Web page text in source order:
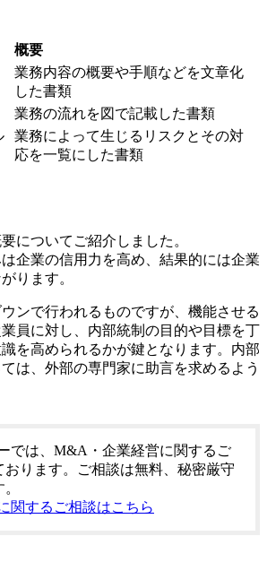
概要
業務内容の概要や手順などを文章化
した書類
業務の流れを図で記載した書類
業務によって生じるリスクとその対
応を一覧にした書類
についてご紹介しました。
企業の信用力を高め、結果的には企業
ります。
ンで行われるものですが、機能させる
員に対し、内部統制の目的や目標を丁
を高められるかが鍵となります。内部
は、外部の専門家に助言を求めるよう
では、M&A・企業経営に関するご
おります。ご相談は無料、秘密厳守
関するご相談はこちら